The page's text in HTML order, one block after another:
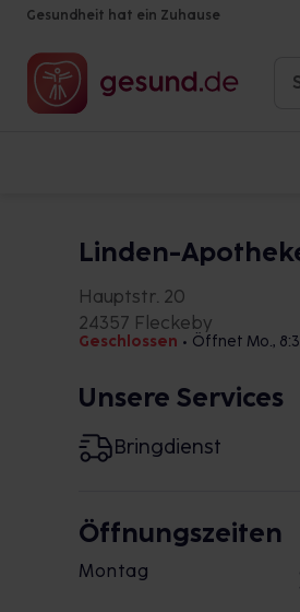
Gesundheit hat ein Zuhause
Linden-
Hauptstr. 20
24357 Fleckeby
Geschlossen • Öffnet Mo.,
Unsere Services
Bringdienst
Öffnungszeiten
Montag